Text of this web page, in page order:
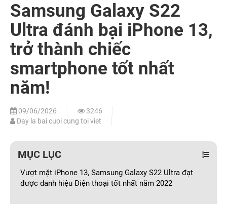
Samsung Galaxy S22
Ultra đánh bại iPhone 13,
trở thành chiếc
smartphone tốt nhất
năm!
09/06/2026
3246
Day la bai cuoi cung toi viet
MỤC LỤC
Vượt mặt iPhone 13, Samsung Galaxy S22 Ultra đạt
được danh hiệu Điện thoại tốt nhất năm 2022